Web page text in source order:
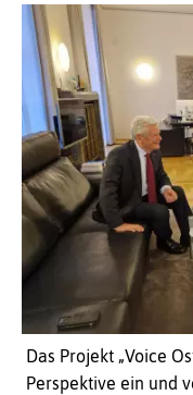
Das Projekt „Voice
Perspektive ein und